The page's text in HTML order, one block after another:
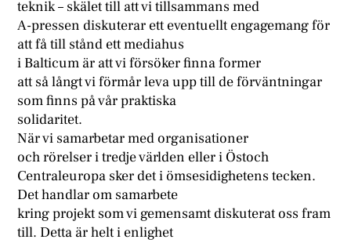
teknik – skälet till att vi tillsammans med
A-pressen diskuterar ett eventuellt engagemang för
att få till stånd ett mediahus
i Balticum är att vi försöker finna former
att så långt vi förmår leva upp till de förväntningar
som finns på vår praktiska
solidaritet.
När vi samarbetar med organisationer
och rörelser i tredje världen eller i Östoch
Centraleuropa sker det i ömsesidighetens tecken.
Det handlar om samarbete
kring projekt som vi gemensamt diskuterat oss fram
till. Detta är helt i enlighet